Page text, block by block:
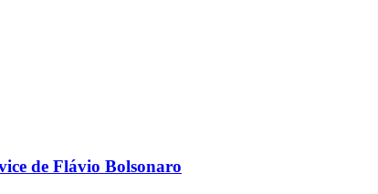
de Flávio Bolsonaro